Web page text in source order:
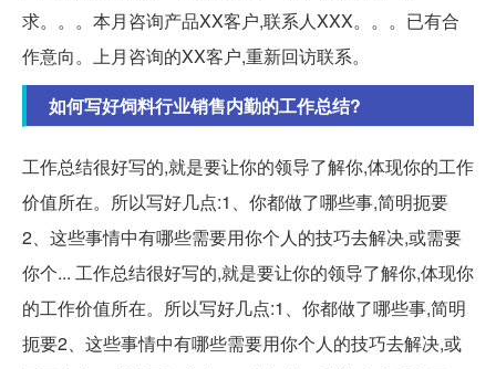
求。。。本月咨询产品XX客户,联系人XXX。。。已有合
作意向。上月咨询的XX客户,重新回访联系。
如何写好饲料行业销售内勤的工作总结?
工作总结很好写的,就是要让你的领导了解你,体现你的工作
价值所在。所以写好几点:1、你都做了哪些事,简明扼要
2、这些事情中有哪些需要用你个人的技巧去解决,或需要
你个... 工作总结很好写的,就是要让你的领导了解你,体现你
的工作价值所在。所以写好几点:1、你都做了哪些事,简明
扼要2、这些事情中有哪些需要用你个人的技巧去解决,或